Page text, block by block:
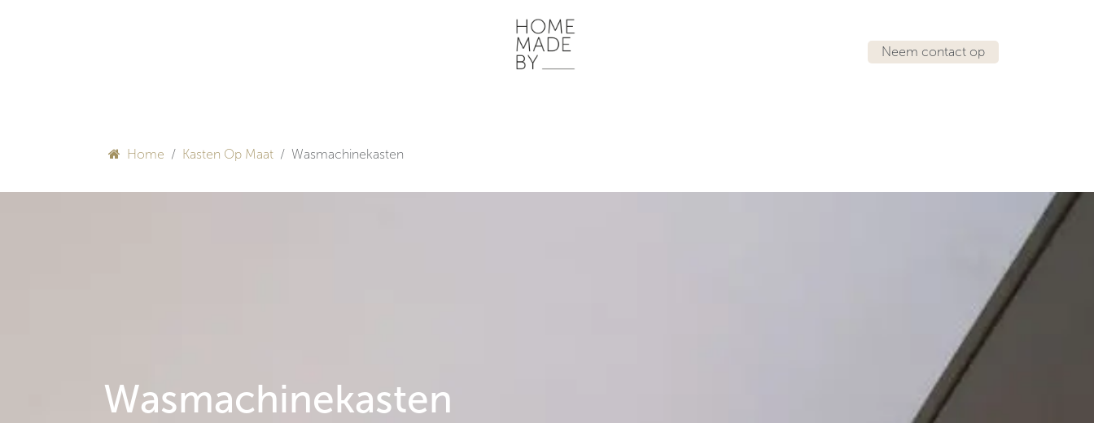
Neem contact op
Home Kasten Op Maat Wasmachinekasten
Wasmachinekasten